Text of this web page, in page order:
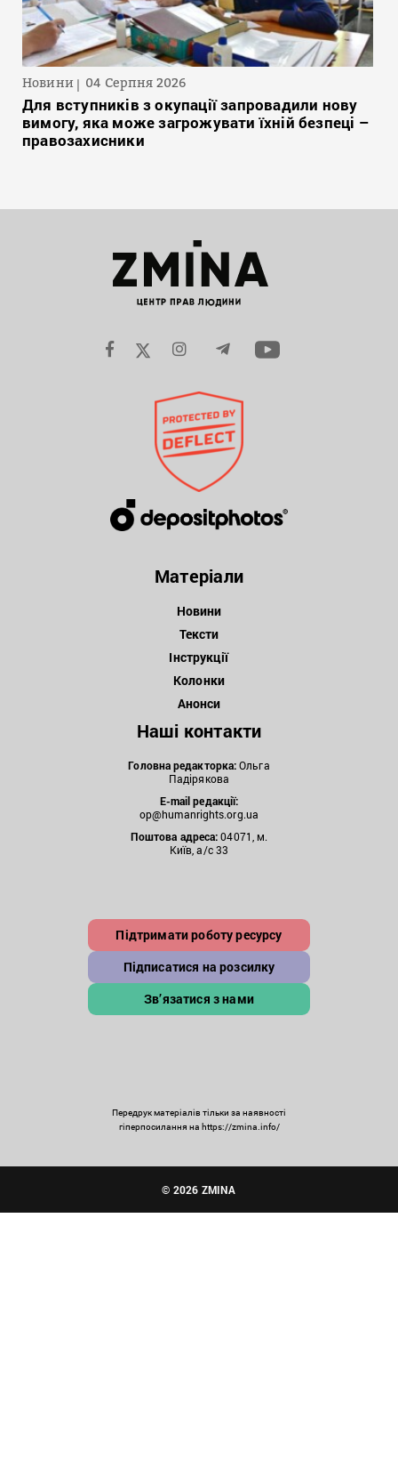
Новини 04 Серпня 2026
Для вступників з окупації запровадили нову
вимогу, яка може загрожувати їхній безпеці –
правозахисники
Матеріали
Новини
Тексти
Інструкції
Колонки
Анонси
Наші контакти
Головна редакторка:Ольга
Падірякова
E-mail редакції:
op@humanrights.org.ua
Поштова адреса:04071, м.
Київ, а/с 33
Підтримати роботу ресурсу
Підписатися на розсилку
Зв’язатися з нами
Передрук матеріалів тільки за наявності
гіперпосилання на https://zmina.info/
© 2026 ZMINA